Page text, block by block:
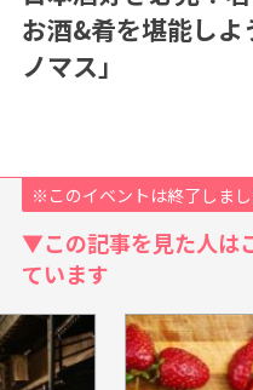
お酒&肴を堪能し
ノマス」
※このイベントは終了しま
▼この記事を見た人は
ています